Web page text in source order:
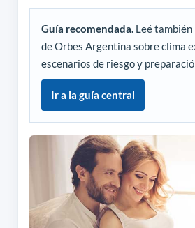
Guía recomendada.Leé también
de Orbes Argentina sobre clima
escenarios de riesgo y
Ir a la guía central